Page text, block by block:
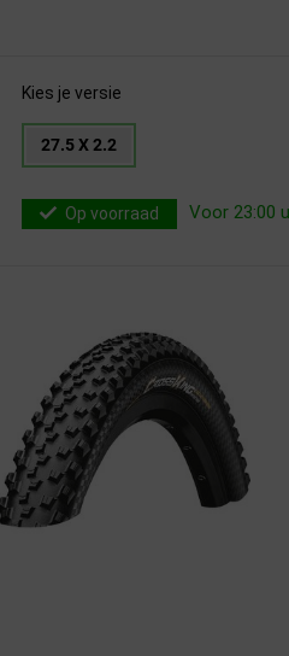
Kies je versie
27.5 X 2.2
Op voorraad Voor 23:00